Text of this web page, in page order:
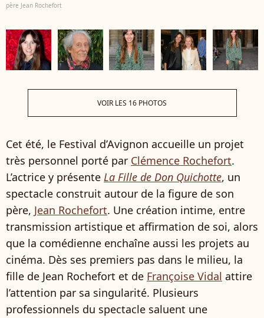
père Jean Rochefort
VOIR LES 16 PHOTOS
Cet été, le Festival d’Avignon accueille un projet
très personnel porté par Clémence Rochefort.
L’actrice y présente La Fille de Don Quichotte, un
spectacle construit autour de la figure de son
père, Jean Rochefort. Une création intime, entre
transmission artistique et affirmation de soi, alors
que la comédienne enchaîne aussi les projets au
cinéma. Dès ses premiers pas dans le milieu, la
fille de Jean Rochefort et de Françoise Vidal attire
l’attention par sa singularité. Plusieurs
professionnels du spectacle saluent une